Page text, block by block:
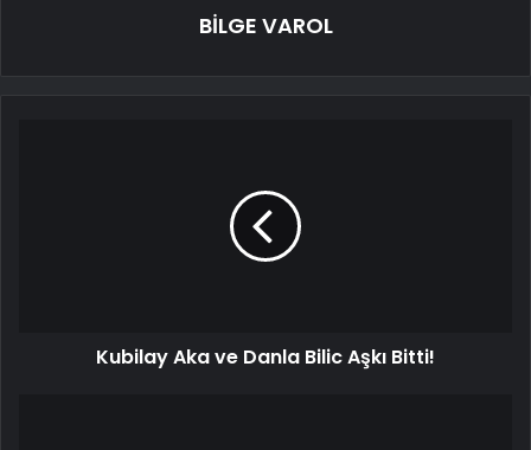
BİLGE VAROL
Kubilay Aka ve Danla Bilic Aşkı Bitti!